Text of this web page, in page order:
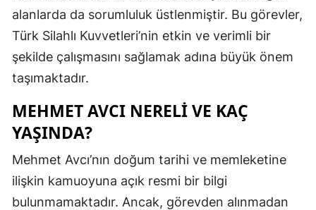
Kayseri
Kırklareli
Kütahya
alanlarda da sorumluluk üstlenmiştir. Bu görevler,
Türk Silahlı Kuvvetleri’nin etkin ve verimli bir
şekilde çalışmasını sağlamak adına büyük önem
taşımaktadır.
MEHMET AVCI NERELI VE KAÇ
YAŞINDA?
Mehmet Avcı’nın doğum tarihi ve memleketine
ilişkin kamuoyuna açık resmi bir bilgi
bulunmamaktadır. Ancak, görevden alınmadan